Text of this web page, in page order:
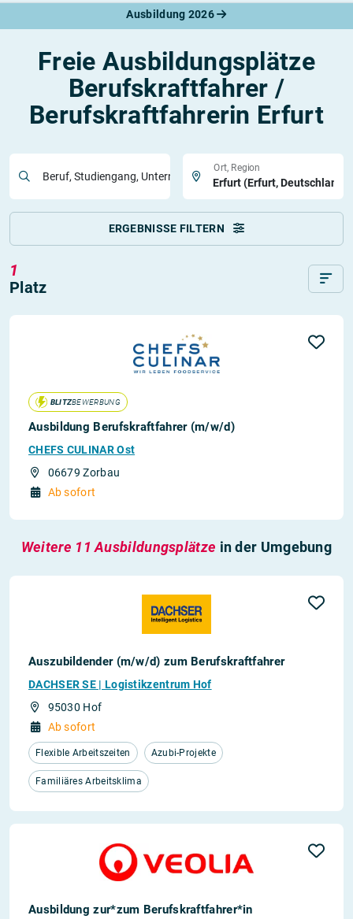
Ausbildung 2026
Freie Ausbildungsplätze
Berufskraftfahrer /
Berufskraftfahrerin Erfurt
Beruf, Studiengang, Unternehmen
Ort, Region
ERGEBNISSE FILTERN
1
Platz
BLITZBEWERBUNG
Ausbildung Berufskraftfahrer (m/w/d)
CHEFS CULINAR Ost
06679 Zorbau
Ab sofort
Weitere 11 Ausbildungsplätze in der Umgebung
Auszubildender (m/w/d) zum Berufskraftfahrer
DACHSER SE | Logistikzentrum Hof
95030 Hof
Ab sofort
Flexible Arbeitszeiten Azubi-Projekte
Familiäres Arbeitsklima
Ausbildung zur*zum Berufskraftfahrer*in